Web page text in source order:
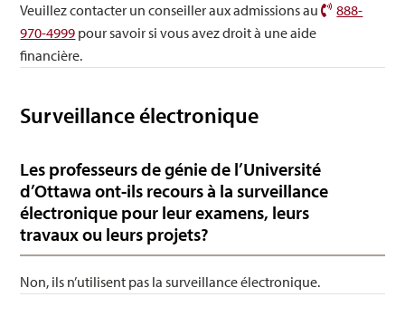
Veuillez contacter un conseiller aux admissions au
888-
970-4999 pour savoir si vous avez droit à une aide
financière.
Surveillance électronique
Les professeurs de génie de l’Université
d’Ottawa ont-ils recours à la surveillance
électronique pour leur examens, leurs
travaux ou leurs projets?
Non, ils n’utilisent pas la surveillance électronique.